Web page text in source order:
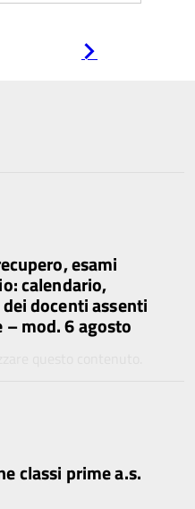
esami
calendario,
docenti assenti
mod. 6 agosto
classi prime a.s.